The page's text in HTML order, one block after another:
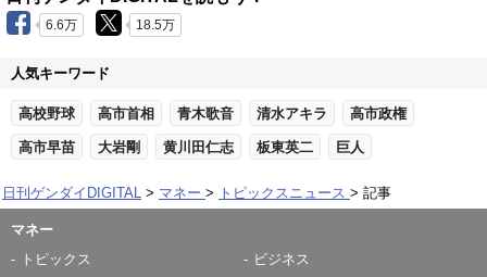
6.6万 18.5万
人気キーワード
高校野球 高市首相 青木歌音 清水アキラ 高市政権
高市早苗 大岩剛 黄川田仁志 板東英二 巨人
日刊ゲンダイDIGITAL マネー トピックスニュース 記事
マネー
トピックス
ビジネス